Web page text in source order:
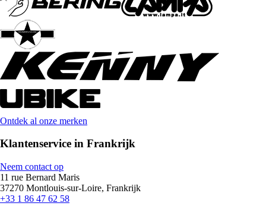
Ontdek al onze merken
Klantenservice in Frankrijk
Neem contact op
11 rue Bernard Maris
37270 Montlouis-sur-Loire, Frankrijk
+33 1 86 47 62 58